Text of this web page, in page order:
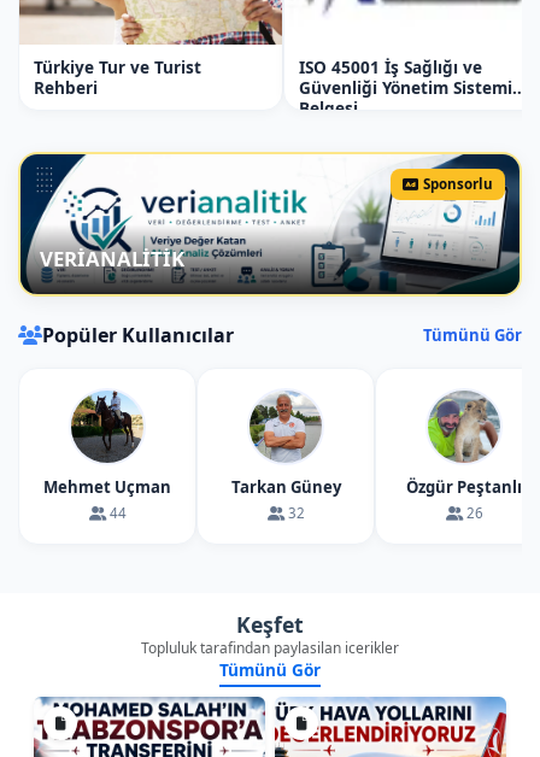
güvenliği. Temel cankurtaran eğitimi.
Akarsularda güvenlik. Temel kano eğitimi,
kano yönlendirme. Kürek tutma. Doğru
*Temel Atv Motor Eğitimi: Toplam Ders
Saati 1 Saat Teorik/ 1Saat Arazi
Uygulama: Atv motorları tanıma. Atv
motorlarda güvenlik alma, olası risk
senaryoları ve güvenlik kuralları. Vites, fren,
Atv.lere yaklaşma. Atv.lerde çalıştırma, park,
*Temel Oryantiring Eğitimi: Toplam Ders
Saati 1 Saat Teorik/ 2Saat Arazi
arazide yön bulma. Arazi uygulaması
*El Sanatları Atölyesi: Seramik atölyeleri
ziyareti.
Türkiye Tur ve Turist
Rehberi
ISO 45001 İş Sağlığı ve
Güvenliği Yönetim Sistemi
Belgesi
Sponsorlu
VERİANALİTİK
Popüler Kullanıcılar Tümünü Gör
Mehmet Uçman
44
Tarkan Güney
32
Özgür Peştanlı
26
Keşfet
Topluluk tarafindan paylasilan icerikler
Tümünü Gör